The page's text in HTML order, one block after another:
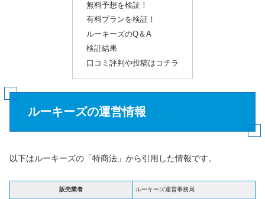
無料予想を検証！
有料プランを検証！
ルーキーズのQ＆A
検証結果
口コミ評判や投稿はコチラ
ルーキーズの運営情報
以下はルーキーズの「特商法」から引用した情報です。
販売業者 ルーキーズ運営事務局